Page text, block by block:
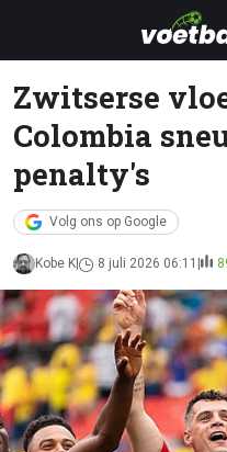
Zwitserse
Colombia
penalty's
Volg ons op Google
Kobe K 8 juli 2026 06:11